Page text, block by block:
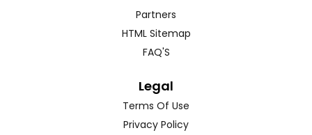
Partners
HTML Sitemap
FAQ'S
Legal
Terms Of Use
Privacy Policy